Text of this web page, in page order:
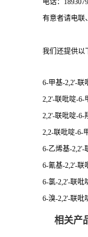
电话：
有意者请电联
我们还提供以
6-甲基-2,2'-联
2,2'-联吡啶-6-
2,2'-联吡啶-6-
2,2-联吡啶-6-
6-乙烯基-2,2'-
6-氰基-2,2'-联
6-氯-2,2'-联吡
6-溴-2,2'-联吡
相关产